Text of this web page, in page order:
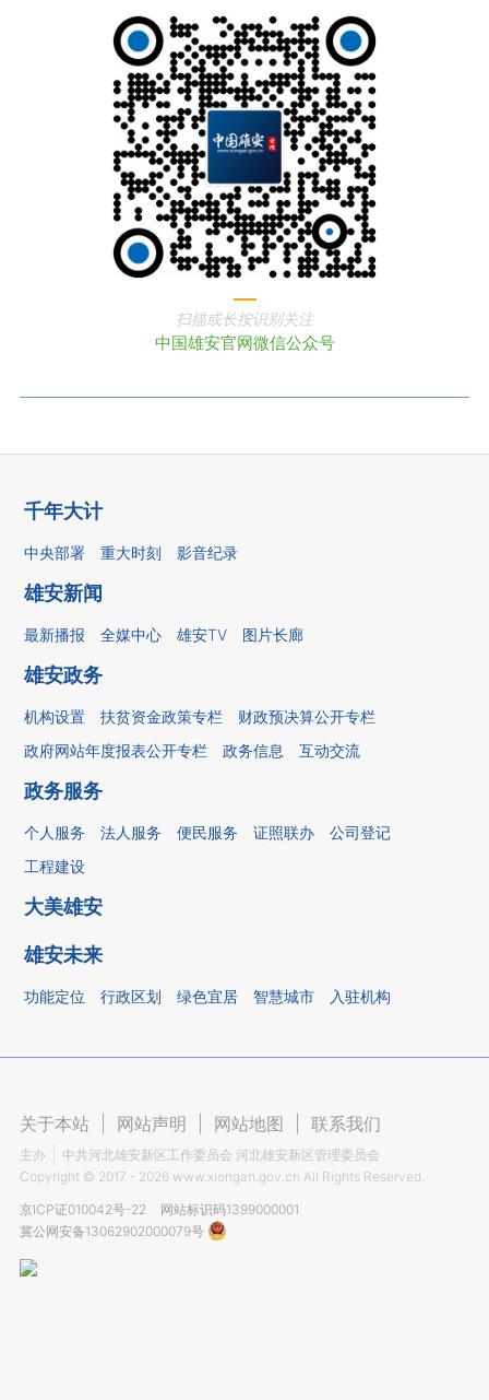
扫描或长按识别关注
中国雄安官网微信公众号
千年大计
中央部署 重大时刻 影音纪录
雄安新闻
最新播报 全媒中心 雄安TV 图片长廊
雄安政务
机构设置 扶贫资金政策专栏
财政预决算公开专栏
政府网站年度报表公开专栏
政务信息 互动交流
政务服务
个人服务 法人服务 便民服务 证照联办
公司登记
工程建设
大美雄安
雄安未来
功能定位 行政区划 绿色宜居 智慧城市 入驻机构
关于本站 网站声明 网站地图 联系我们
主办
中共河北雄安新区工作委员会 河北雄安新区管理委员会
Copyright © 2017 - 2026 www.xiongan.gov.cn All Rights Reserved.
京ICP证010042号-22
网站标识码1399000001
冀公网安备13062902000079号